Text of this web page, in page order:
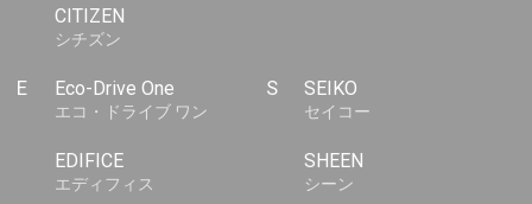
CITIZEN
シチズン
E Eco-Drive One
エコ・ドライブ ワン
EDIFICE
エディフィス
S SEIKO
セイコー
SHEEN
シーン